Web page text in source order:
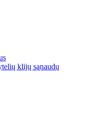
klijų sąnaudų